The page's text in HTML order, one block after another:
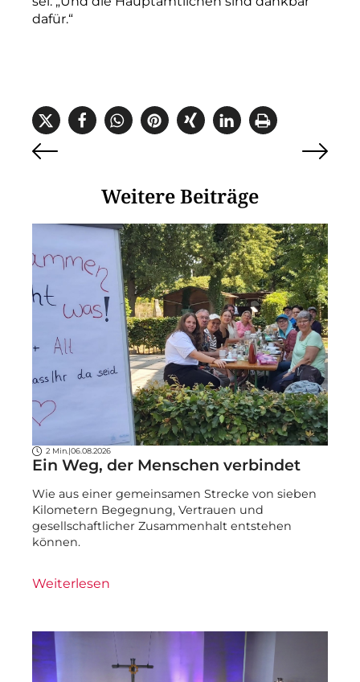
dafür.“
Weitere Beiträge
2 Min. |06.08.2026
Ein Weg, der Menschen verbindet
Wie aus einer gemeinsamen Strecke von sieben
Kilometern Begegnung, Vertrauen und
gesellschaftlicher Zusammenhalt entstehen
können.
Weiterlesen